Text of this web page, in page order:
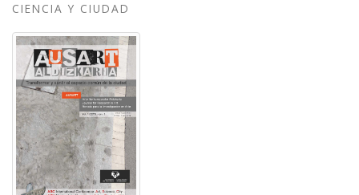
CIENCIA Y CIUDAD